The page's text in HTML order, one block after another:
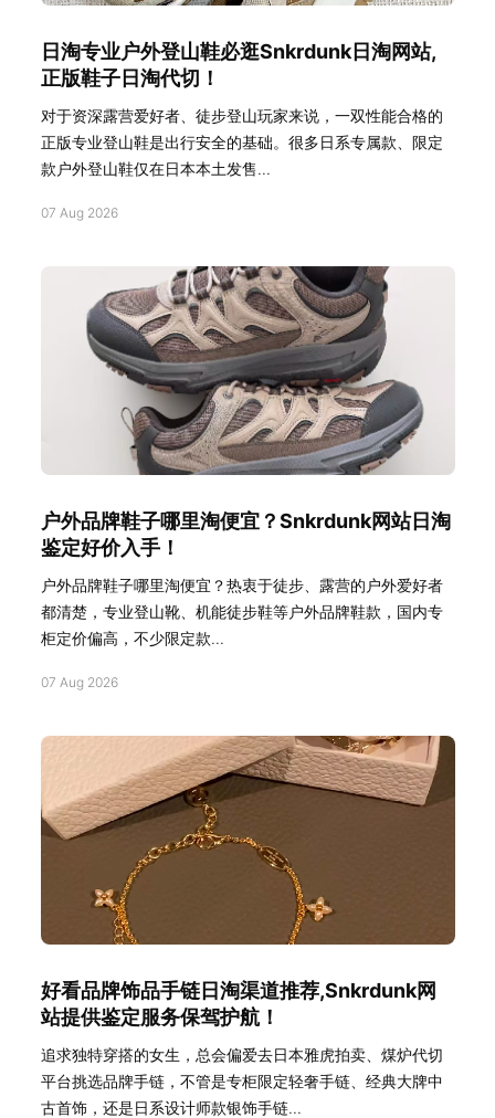
日淘专业户外登山鞋必逛Snkrdunk日淘网站,
正版鞋子日淘代切！
对于资深露营爱好者、徒步登山玩家来说，一双性能合格的
正版专业登山鞋是出行安全的基础。很多日系专属款、限定
款户外登山鞋仅在日本本土发售...
07 Aug 2026
户外品牌鞋子哪里淘便宜？Snkrdunk网站日淘
鉴定好价入手！
户外品牌鞋子哪里淘便宜？热衷于徒步、露营的户外爱好者
都清楚，专业登山靴、机能徒步鞋等户外品牌鞋款，国内专
柜定价偏高，不少限定款...
07 Aug 2026
好看品牌饰品手链日淘渠道推荐,Snkrdunk网
站提供鉴定服务保驾护航！
追求独特穿搭的女生，总会偏爱去日本雅虎拍卖、煤炉代切
平台挑选品牌手链，不管是专柜限定轻奢手链、经典大牌中
古首饰，还是日系设计师款银饰手链...